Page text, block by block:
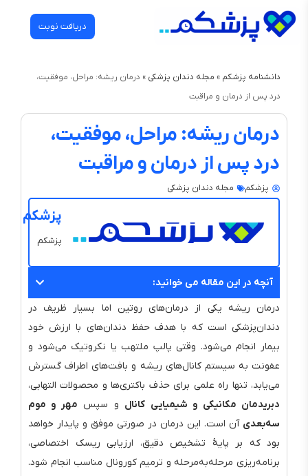
دریافت نوبت
دانشنامه پزشکم » مجله دندان‌ پزشکی » درمان ریشه: مراحل، موفقیت،
درد پس از درمان و مراقبت
درمان ریشه: مراحل، موفقیت،
درد پس از درمان و مراقبت
پزشکم مجله دندان‌ پزشکی
پزشکم
پزشکم
آنچه در این مقاله می خوانید:
درمان ریشه یکی از درمان‌های روتین اما بسیار ظریف در
دندان‌پزشکی است که با هدف حفظ دندان‌های با ارزش خود
بیمار انجام می‌شود. وقتی پالپ ملتهب یا نکروتیک می‌شود و
عفونت به سیستم کانال‌های ریشه و بافت‌های اطراف گسترش
می‌یابد، تنها راه علمی برای حذف باکتری‌ها و محصولات التهابی،
دبریدمان مکانیکی و شیمیایی کانال و سپس مهر و موم
سه‌بعدی آن است. این درمان در صورتی موفق و پایدار خواهد
بود که بر پایهٔ تشخیص دقیق، ارزیابی ریسک اختصاصی،
برنامه‌ریزی مرحله‌به‌مرحله و ترمیم کورونال مناسب انجام شود.